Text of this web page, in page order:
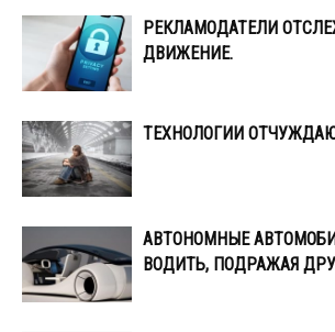
РЕКЛАМОДАТЕЛИ
ДВИЖЕНИЕ.
ТЕХНОЛОГИИ
АВТОНОМНЫЕ
ВОДИТЬ, ПОДРАЖАЯ